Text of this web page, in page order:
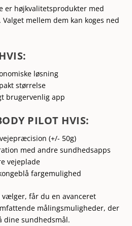
er højkvalitetsprodukter med
mellem dem kan koges ned
løsning
størrelse
brugervenlig app
PILOT HVIS:
(+/- 50g)
med andre sundhedsapps
vejeplade
fargemulighed
får du en avanceret
målingsmuligheder, der
dine sundhedsmål.